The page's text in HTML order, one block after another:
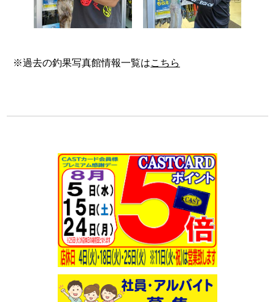
※過去の釣果写真館情報一覧はこちら